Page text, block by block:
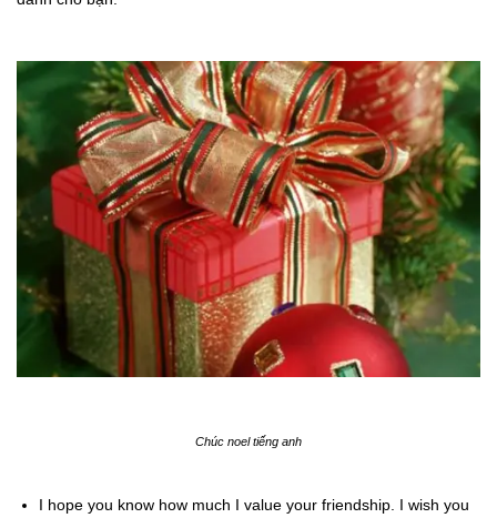
Chúc noel tiếng anh
I hope you know how much I value your friendship. I wish you